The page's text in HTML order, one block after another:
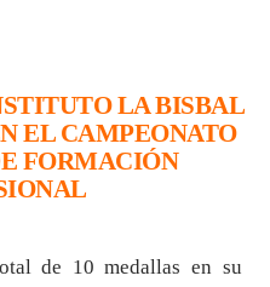
LA BISBAL
EL CAMPEONATO
FORMACIÓN
de 10 medallas en su